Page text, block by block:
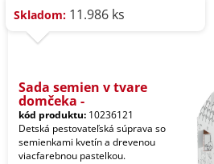
Skladom: 11.986 ks
Sada semien v tvare
domčeka -
kód produktu: 10236121
Detská pestovateľská súprava so
semienkami kvetín a drevenou
viacfarebnou pastelkou.